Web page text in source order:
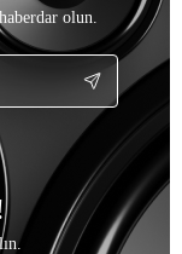
olun.